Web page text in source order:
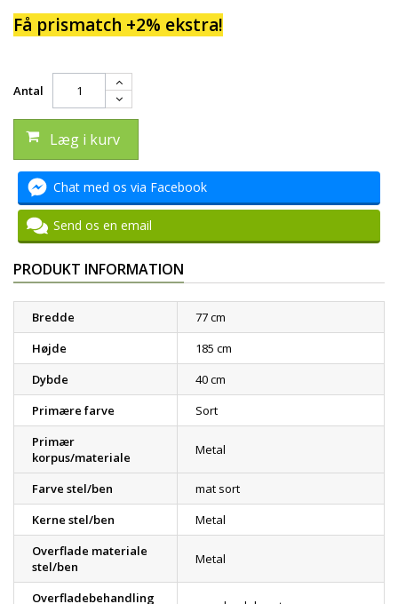
Få prismatch +2% ekstra!
Antal
Læg i kurv
Chat med os via Facebook
Send os en email
PRODUKT INFORMATION
Bredde
77 cm
Højde
185 cm
Dybde
40 cm
Primære farve
Sort
Primær
korpus/materiale
Metal
Farve stel/ben
mat sort
Kerne stel/ben
Metal
Overflade materiale
stel/ben
Metal
Overfladebehandling